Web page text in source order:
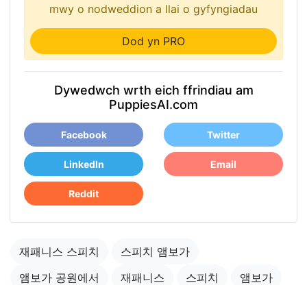
mwy o nodweddion a llai o gyfyngiadau
Dod yn PRO
Dywedwch wrth eich ffrindiau am
PuppiesAI.com
Facebook Twitter
LinkedIn Email
Reddit
재패니스 스피치
스피치 앰보가
앰보가 공원에서
재패니스 스피치
앰보가